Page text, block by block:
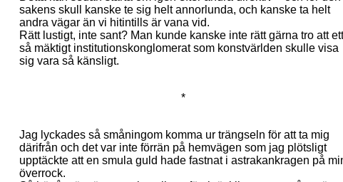
sakens skull kanske te sig helt annorlunda, och kanske ta helt
andra vägar än vi hitintills är vana vid.
Rätt lustigt, inte sant? Man kunde kanske inte rätt gärna tro att ett
så mäktigt institutionskonglomerat som konstvärlden skulle visa
sig vara så känsligt.
*
Jag lyckades så småningom komma ur trängseln för att ta mig
därifrån och det var inte förrän på hemvägen som jag plötsligt
upptäckte att en smula guld hade fastnat i astrakankragen på
överrock.